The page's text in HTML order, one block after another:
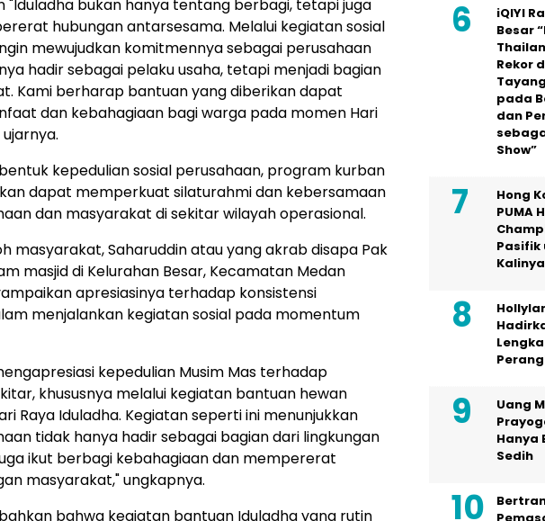
"Iduladha bukan hanya tentang berbagi, tetapi juga
hubungan antarsesama. Melalui kegiatan sosial
mewujudkan komitmennya sebagai perusahaan
hadir sebagai pelaku usaha, tetapi menjadi bagian
Kami berharap bantuan yang diberikan dapat
dan kebahagiaan bagi warga pada momen Hari
kepedulian sosial perusahaan, program kurban
dapat memperkuat silaturahmi dan kebersamaan
dan masyarakat di sekitar wilayah operasional.
masyarakat, Saharuddin atau yang akrab disapa Pak
masjid di Kelurahan Besar, Kecamatan Medan
apresiasinya terhadap konsistensi
menjalankan kegiatan sosial pada momentum
kepedulian Musim Mas terhadap
khususnya melalui kegiatan bantuan hewan
Raya Iduladha. Kegiatan seperti ini menunjukkan
tidak hanya hadir sebagai bagian dari lingkungan
ikut berbagi kebahagiaan dan mempererat
masyarakat," ungkapnya.
bahwa kegiatan bantuan Iduladha yang rutin
iQIYI
Besar
Rekor
pada
dan
Show”
Hong
PUMA
Pasifik
Uang
Hanya
Sedih